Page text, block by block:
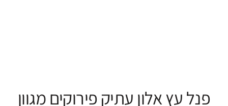
פנל עץ אלון עתיק פירוקים מגוון